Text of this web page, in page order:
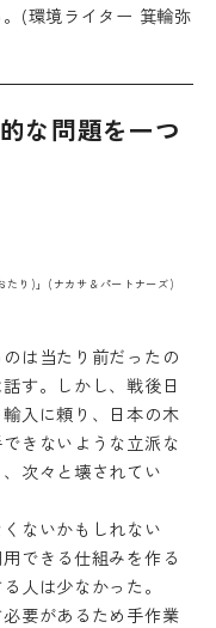
(環境ライター 箕輪弥
な問題を一つ
たり)」(ナカサ＆パートナーズ)
は当たり前だったの
す。しかし、戦後日
入に頼り、日本の木
きないような立派な
次々と壊されてい
ないかもしれない
できる仕組みを作る
人は少なかった。
要があるため手作業